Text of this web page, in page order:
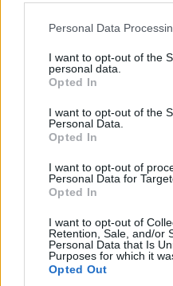
Personal Data
I want to opt-out of the
personal data.
Opted In
I want to opt-out of the
Personal Data.
Opted In
I want to opt-out of
Personal Data for
Opted In
I want to opt-out of
Retention, Sale, and/or
Personal Data that Is
Purposes for which it
Opted Out
Παρίσι για κάτι που